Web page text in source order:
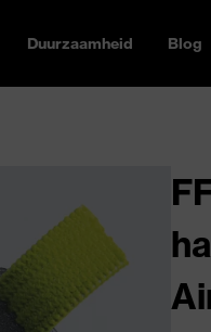
Duurzaamheid Blog